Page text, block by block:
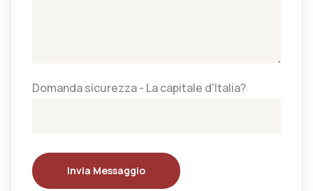
Domanda sicurezza - La capitale d'Italia?
Invia Messaggio